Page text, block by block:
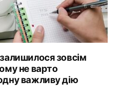
зовсім
не варто
важливу дію